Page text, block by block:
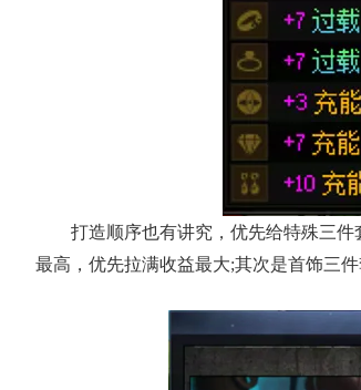
打造顺序也有讲究，优先给特殊三
最高，优先拉满收益最大;其次是首饰三